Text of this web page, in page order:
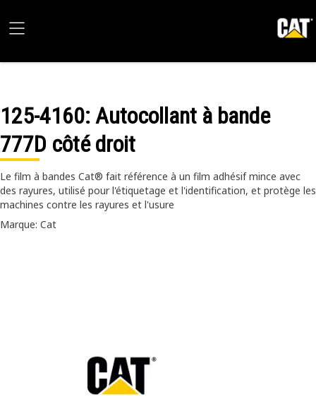
125-4160: Autocollant à bande
777D côté droit
Le film à bandes Cat® fait référence à un film adhésif mince avec
des rayures, utilisé pour l'étiquetage et l'identification, et protège les
machines contre les rayures et l'usure
Marque: Cat